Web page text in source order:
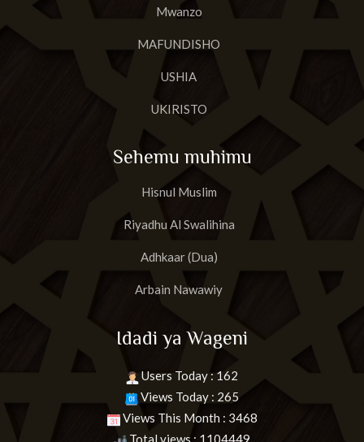
Mwanzo
MAFUNDISHO
USHIA
UKIRISTO
Sehemu muhimu
Hisnul Muslim
Riyadhu Al Swalihina
Adhkaar (Dua)
Arbain Nawawiy
Idadi ya Wageni
Users Today : 162
Views Today : 265
Views This Month : 3468